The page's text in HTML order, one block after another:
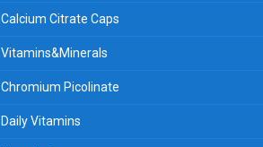
Calcium Citrate Caps
Vitamins&Minerals
Chromium Picolinate
Daily Vitamins